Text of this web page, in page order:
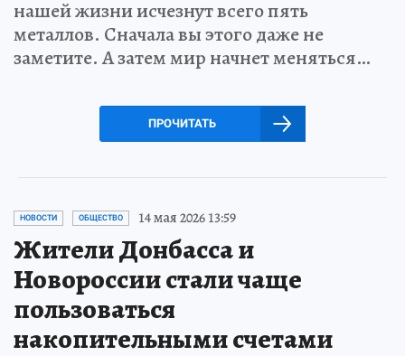
нашей жизни исчезнут всего пять
металлов. Сначала вы этого даже не
заметите. А затем мир начнет меняться…
ПРОЧИТАТЬ
НОВОСТИ ОБЩЕСТВО 14 мая 2026 13:59
Жители Донбасса и
Новороссии стали чаще
пользоваться
накопительными счетами